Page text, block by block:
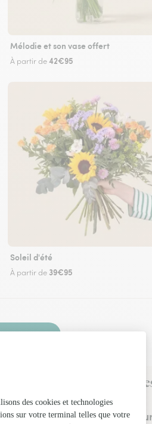
Mélodie et son vase offert
À partir de42€95
Soleil d'été
À partir de 39€95
des fleurs
sur-Bulles et dans
Les